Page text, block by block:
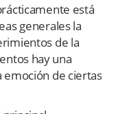
está
generales la
de la
hay una
emoción de ciertas